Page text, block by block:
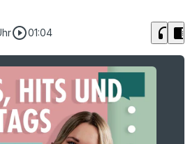
play_circle_outline01:04 headphones chrome_reader_mode